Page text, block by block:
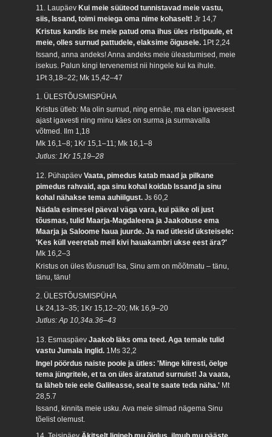
11. Laupäev Kui meie süüteod tunnistavad meie vastu,
siis, Issand, toimi meiega oma nime kohaselt!Jr 14,7
Kristus kandis ise meie patud oma ihus üles ristipuule, et
meie, olles surnud pattudele, elaksime õigusele. 1Pt 2,24
Issand, anna andeks! Anna andeks meie üleastumised, meie
isekus. Palun kingi tervenemist nii hingele kui ka ihule.
1Pt 3,18–22; Mk 15,42–47
1. ÜLESTÕUSMISPÜHA
Kristus ütleb: Ma olin surnud, ning ennäe, ma elan igavesest
ajast igavesti ning minu käes on surma ja surmavalla
võtmed. Ilm 1,18
Mk 16,1–8; 1Kr 15,1–11; Mk 16,1–8
Jutlus: 1Kr 15,19–28
12. PühapäevVaata, pimedus katab maad ja pilkane
pimedus rahvaid, aga sinu kohal koidab Issand ja sinu
kohal nähakse tema auhiilgust.Js 60,2
Nädala esimesel päeval väga vara, kui päike oli just
tõusmas, tulid Maarja-Magdaleena ja Jaakobuse ema
Maarja ja Saloome haua juurde. Ja nad ütlesid üksteisele:
'Kes küll veeretab meil kivi hauakambri ukse eest ära?'
Mk 16,2–3
Kristus on üles tõusnud! Isa, Sinu arm on mõõtmatu – tänu,
tänu, tänu!
2. ÜLESTÕUSMISPÜHA
Lk 24,13–35; 1Kr 15,12–20; Mk 16,9–20
Jutlus: Ap 10,34a.36–43
13. EsmaspäevJaakob läks oma teed. Aga temale tulid
vastu Jumala inglid. 1Ms 32,2
Ingel pöördus naiste poole ja ütles: 'Minge kiiresti, öelge
tema jüngritele, et ta on üles äratatud surnuist! Ja vaata,
ta läheb teie eele Galileasse, seal te saate teda näha.' Mt
28,5.7
Issand, kinnita meie usku. Ava meie silmad nägema Sinu
tõelist olemust.